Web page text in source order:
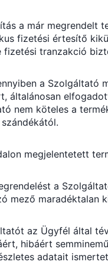
a már megrendelt
fizetési értesítő
fizetési tranzakció
a Szolgáltató
általánosan
nem köteles a
megjelentetett
a
mező maradéktalan
az Ügyfél által
hibáért
adatait